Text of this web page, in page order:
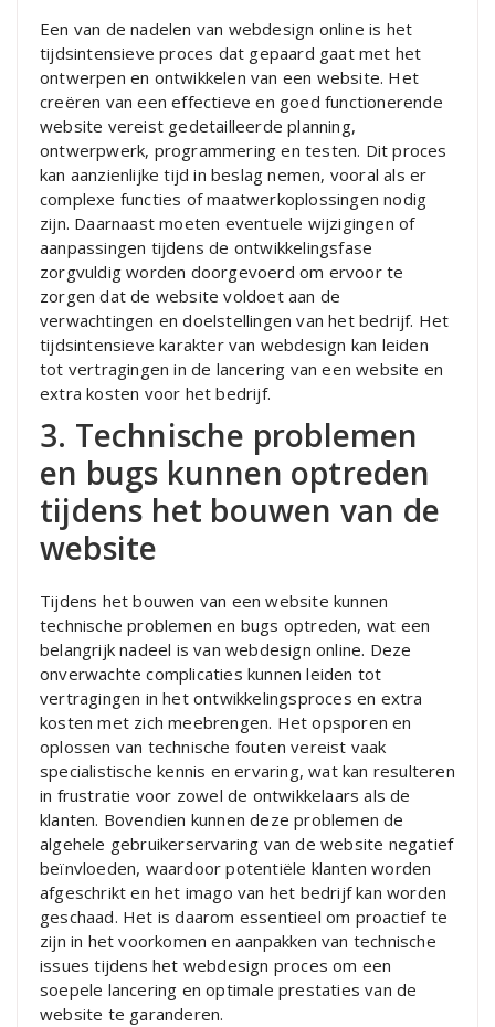
Een van de nadelen van webdesign online is het
tijdsintensieve proces dat gepaard gaat met het
ontwerpen en ontwikkelen van een website. Het
creëren van een effectieve en goed functionerende
website vereist gedetailleerde planning,
ontwerpwerk, programmering en testen. Dit proces
kan aanzienlijke tijd in beslag nemen, vooral als er
complexe functies of maatwerkoplossingen nodig
zijn. Daarnaast moeten eventuele wijzigingen of
aanpassingen tijdens de ontwikkelingsfase
zorgvuldig worden doorgevoerd om ervoor te
zorgen dat de website voldoet aan de
verwachtingen en doelstellingen van het bedrijf. Het
tijdsintensieve karakter van webdesign kan leiden
tot vertragingen in de lancering van een website en
extra kosten voor het bedrijf.
3. Technische problemen
en bugs kunnen optreden
tijdens het bouwen van de
website
Tijdens het bouwen van een website kunnen
technische problemen en bugs optreden, wat een
belangrijk nadeel is van webdesign online. Deze
onverwachte complicaties kunnen leiden tot
vertragingen in het ontwikkelingsproces en extra
kosten met zich meebrengen. Het opsporen en
oplossen van technische fouten vereist vaak
specialistische kennis en ervaring, wat kan resulteren
in frustratie voor zowel de ontwikkelaars als de
klanten. Bovendien kunnen deze problemen de
algehele gebruikerservaring van de website negatief
beïnvloeden, waardoor potentiële klanten worden
afgeschrikt en het imago van het bedrijf kan worden
geschaad. Het is daarom essentieel om proactief te
zijn in het voorkomen en aanpakken van technische
issues tijdens het webdesign proces om een
soepele lancering en optimale prestaties van de
website te garanderen.